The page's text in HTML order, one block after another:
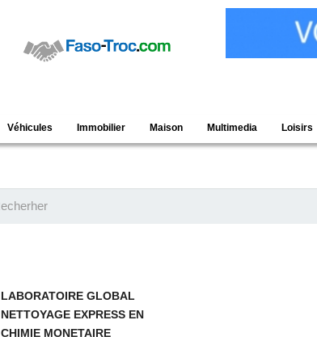
Véhicules Immobilier Maison Multimedia Loisirs
LABORATOIRE GLOBAL
NETTOYAGE EXPRESS EN
CHIMIE MONETAIRE